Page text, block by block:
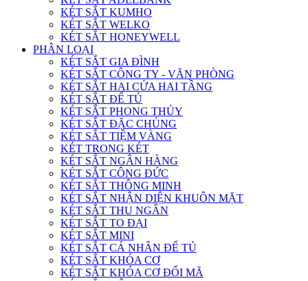
KÉT SẮT KUMHO
KÉT SẮT WELKO
KÉT SẮT HONEYWELL
PHÂN LOẠI
KÉT SẮT GIA ĐÌNH
KÉT SẮT CÔNG TY - VĂN PHÒNG
KÉT SẮT HAI CỬA HAI TẦNG
KÉT SẮT ĐỂ TỦ
KÉT SẮT PHONG THỦY
KÉT SẮT ĐẶC CHỦNG
KÉT SẮT TIỆM VÀNG
KÉT TRONG KÉT
KÉT SẮT NGÂN HÀNG
KÉT SẮT CÔNG ĐỨC
KÉT SẮT THÔNG MINH
KÉT SẮT NHẬN DIỆN KHUÔN MẶT
KÉT SẮT THU NGÂN
KÉT SẮT TO ĐẠI
KÉT SẮT MINI
KÉT SẮT CÁ NHÂN ĐỂ TỦ
KÉT SẮT KHÓA CƠ
KÉT SẮT KHÓA CƠ ĐỔI MÃ